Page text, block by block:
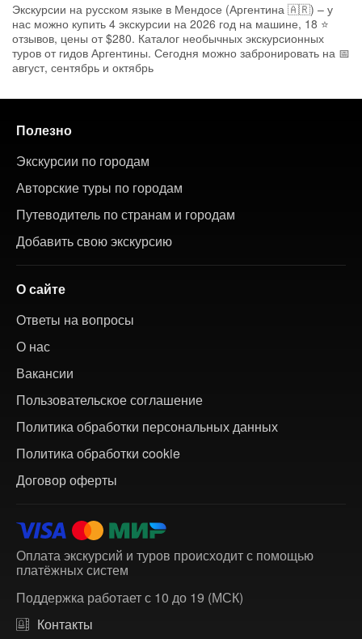
Экскурсии на русском языке в Мендосе (Аргентина 🇦🇷) – у
нас можно купить 4 экскурсии на 2026 год на машине, 18 ⭐
отзывов, цены от $280. Каталог необычных экскурсионных
туров от гидов Аргентины. Сегодня можно забронировать на 📅
август, сентябрь и октябрь
Полезно
Экскурсии по городам
Авторские туры по городам
Путеводитель по странам и городам
Добавить свою экскурсию
О сайте
Ответы на вопросы
О нас
Вакансии
Пользовательское соглашение
Политика обработки персональных данных
Политика обработки cookie
Договор оферты
Оплата экскурсий и туров происходит с помощью
платёжных систем
Поддержка работает с 10 до 19 (МСК)
Контакты